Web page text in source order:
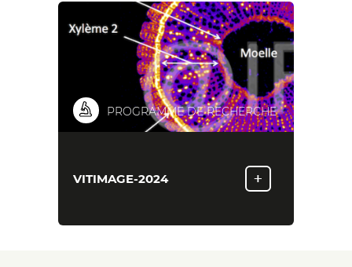
PROGRAMME DE RECHERCHE
VITIMAGE-2024 +